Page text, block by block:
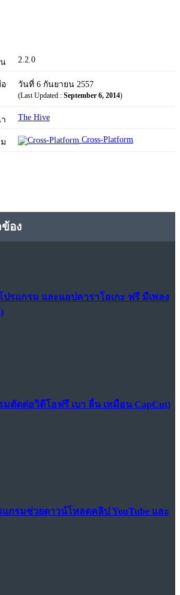
2.2.0
วันที่ 6 กันยายน 2557
(Last Updated : September 6, 2014)
The Hive
Cross-Platform
อง
ปรแกรม และแอปคาราโอเกะ ฟรี มีเพลง
มตัดต่อวิดีโอฟรี เบา ลื่น เหมือน CapCut)
แกรมช่วยดาวน์โหลดคลิป YouTube และ